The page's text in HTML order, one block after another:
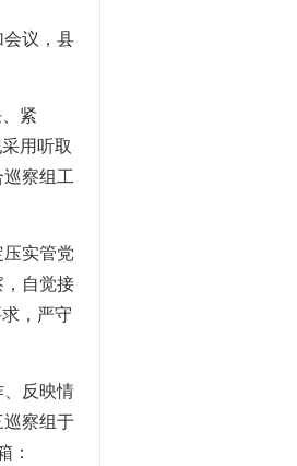
议，县
紧
用听取
察组工
实管党
自觉接
，严守
反映情
察组于
：